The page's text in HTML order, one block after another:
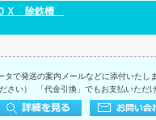
Ｘ 除鉄槽
タで発送の案内メールなどに添付いた
さい） 「代金引換」でもお支払いただ